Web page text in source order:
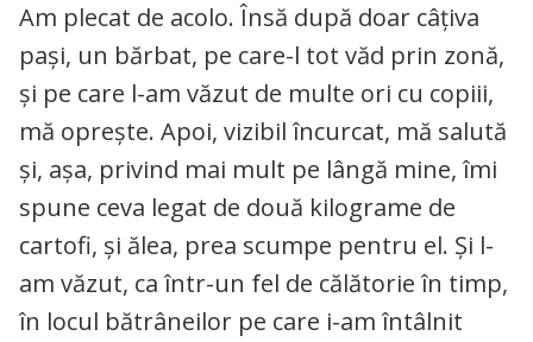
Am plecat de acolo. Însă după doar câțiva
pași, un bărbat, pe care-l tot văd prin zonă,
și pe care l-am văzut de multe ori cu copiii,
mă oprește. Apoi, vizibil încurcat, mă salută
și, așa, privind mai mult pe lângă mine, îmi
spune ceva legat de două kilograme de
cartofi, și ălea, prea scumpe pentru el. Și l-
am văzut, ca într-un fel de călătorie în timp,
în locul bătrâneilor pe care i-am întâlnit